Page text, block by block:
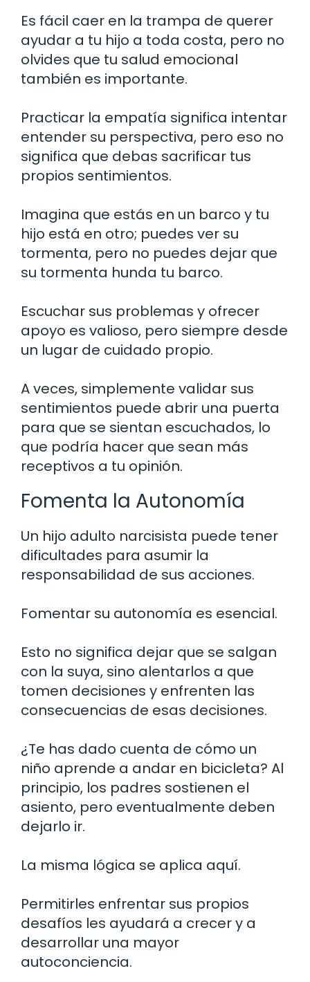
Es fácil caer en la trampa de querer
ayudar a tu hijo a toda costa, pero no
olvides que tu salud emocional
también es importante.
Practicar la empatía significa intentar
entender su perspectiva, pero eso no
significa que debas sacrificar tus
propios sentimientos.
Imagina que estás en un barco y tu
hijo está en otro; puedes ver su
tormenta, pero no puedes dejar que
su tormenta hunda tu barco.
Escuchar sus problemas y ofrecer
apoyo es valioso, pero siempre desde
un lugar de cuidado propio.
A veces, simplemente validar sus
sentimientos puede abrir una puerta
para que se sientan escuchados, lo
que podría hacer que sean más
receptivos a tu opinión.
Fomenta la Autonomía
Un hijo adulto narcisista puede tener
dificultades para asumir la
responsabilidad de sus acciones.
Fomentar su autonomía es esencial.
Esto no significa dejar que se salgan
con la suya, sino alentarlos a que
tomen decisiones y enfrenten las
consecuencias de esas decisiones.
¿Te has dado cuenta de cómo un
niño aprende a andar en bicicleta? Al
principio, los padres sostienen el
asiento, pero eventualmente deben
dejarlo ir.
La misma lógica se aplica aquí.
Permitirles enfrentar sus propios
desafíos les ayudará a crecer y a
desarrollar una mayor
autoconciencia.